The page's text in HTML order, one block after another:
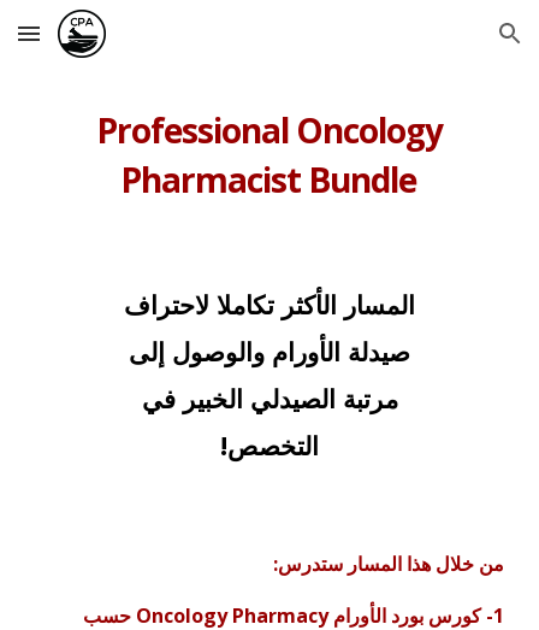
Skip to main content Skip to navigation
Professional Oncology
Pharmacist Bundle
المسار الأكثر تكاملا لاحتراف
صيدلة الأورام والوصول إلى
مرتبة الصيدلي الخبير في
التخصص!
من خلال هذا المسار ستدرس:
1- كورس بورد الأورام Oncology Pharmacy حسب